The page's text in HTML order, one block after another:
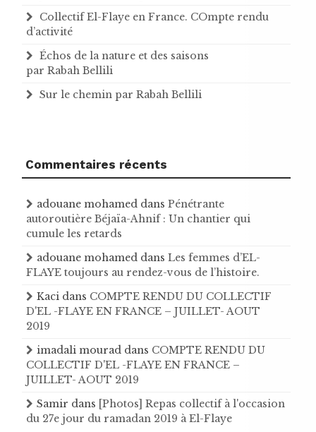
Collectif El-Flaye en France. COmpte rendu
d’activité
Échos de la nature et des saisons
par Rabah Bellili
Sur le chemin par Rabah Bellili
Commentaires récents
adouane mohamed dans Pénétrante
autoroutière Béjaïa-Ahnif : Un chantier qui
cumule les retards
adouane mohamed dans Les femmes d’EL-
FLAYE toujours au rendez-vous de l’histoire .
Kaci dans COMPTE RENDU DU COLLECTIF
D'EL -FLAYE EN FRANCE – JUILLET- AOUT
2019
imadali mourad dans COMPTE RENDU DU
COLLECTIF D'EL -FLAYE EN FRANCE –
JUILLET- AOUT 2019
Samir dans [Photos] Repas collectif à l'occasion
du 27e jour du ramadan 2019 à El-Flaye